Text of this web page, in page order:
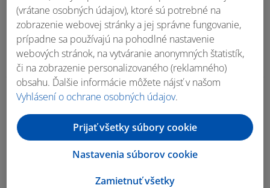
Obsah bočného panela
(vrátane osobných údajov), ktoré sú potrebné na
zobrazenie webovej stránky a jej správne fungovanie,
prípadne sa používajú na pohodlné nastavenie
webových stránok, na vytváranie anonymných štatistík,
či na zobrazenie personalizovaného (reklamného)
obsahu. Ďalšie informácie môžete nájsť v našom
Vyhlásení o ochrane osobných údajov.
Zamietnuť všetky
Nastavenia súborov cookie
Prijať všetky súbory cookie